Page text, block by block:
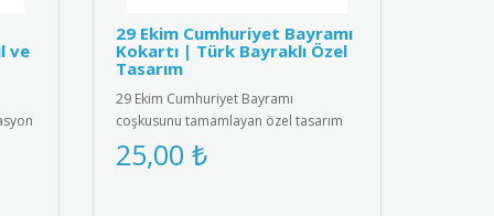
ve
29 Ekim Cumhuriyet Bayramı
Kokartı | Türk Bayraklı Özel
Tasarım
29 Ekim Cumhuriyet Bayramı
coşkusunu tamamlayan özel tasarım
kokart. Türk bayrağı ve "29 Ekim C..
25,00 ₺